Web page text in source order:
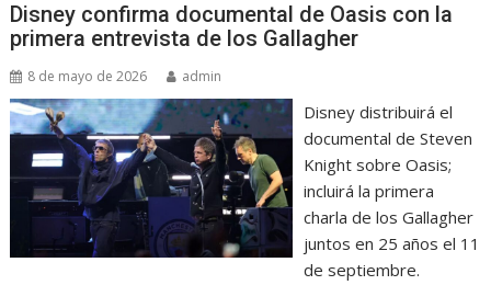
Disney confirma documental de Oasis con la
primera entrevista de los Gallagher
8 de mayo de 2026 admin
Disney distribuirá el
documental de Steven
Knight sobre Oasis;
incluirá la primera
charla de los Gallagher
juntos en 25 años el 11
de septiembre.